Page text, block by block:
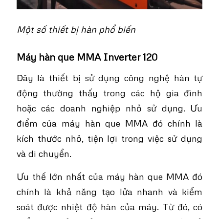
Một số thiết bị hàn phổ biến
Máy hàn que MMA Inverter 120
Đây là thiết bị sử dụng công nghệ hàn tự
động thường thấy trong các hộ gia đình
hoặc các doanh nghiệp nhỏ sử dụng. Ưu
điểm của máy hàn que MMA đó chính là
kích thước nhỏ, tiện lợi trong việc sử dụng
và di chuyển.
Ưu thế lớn nhất của máy hàn que MMA đó
chính là khả năng tạo lửa nhanh và kiểm
soát được nhiệt độ hàn của máy. Từ đó, có